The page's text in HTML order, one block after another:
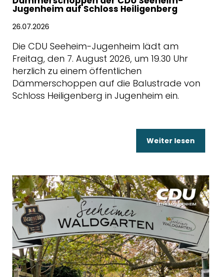
Jugenheim auf Schloss Heiligenberg
26.07.2026
Die CDU Seeheim-Jugenheim lädt am
Freitag, den 7. August 2026, um 19.30 Uhr
herzlich zu einem öffentlichen
Dämmerschoppen auf die Balustrade von
Schloss Heiligenberg in Jugenheim ein.
Weiter lesen